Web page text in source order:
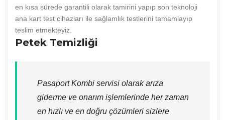
en kısa sürede garantili olarak tamirini yapıp son teknoloji
ana kart test cihazları ile sağlamlık testlerini tamamlayıp
teslim etmekteyiz.
Petek Temizliği
Pasaport Kombi servisi olarak arıza
giderme ve onarım işlemlerinde her zaman
en hızlı ve en doğru çözümleri sizlere